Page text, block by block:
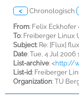
< Chronologisch
From: Felix Eckhofer
To: Freiberger Linux
Subject: Re: [Flux]
Date: Tue, 4 Jul 2006
List-archive: <http://
List-id: Freiberger
Organization: TU